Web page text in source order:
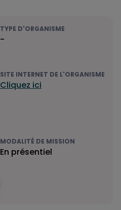
TYPE D'ORGANISME
-
SITE INTERNET DE L'ORGANISME
Cliquez ici
MODALITÉ DE MISSION
En présentiel